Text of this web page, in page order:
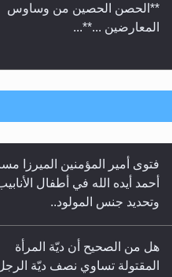
**الحصن الحصين من وساوس
المعارضين ...**...
متطلَّبات التّحريك الجديد...
رأيٌ في لغة المسيح الموعود
السلام.. 4...
فتوى أمير المؤمنين الميرزا
أحمد أيده الله في أطفال
وتحديد جنس المولود..
هل من الصحيح أن ديّة المرأة
المقتولة تساوي نصف ديّة